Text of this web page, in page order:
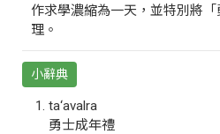
作求學濃縮為一天，並特別將「
理。
小辭典
ta‘avalra
勇士成年禮